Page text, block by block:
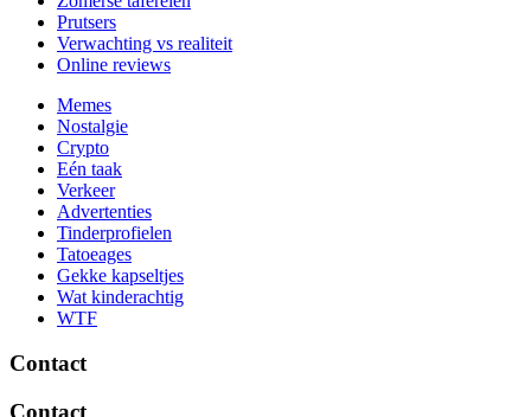
Prutsers
Verwachting vs realiteit
Online reviews
Memes
Nostalgie
Crypto
Eén taak
Verkeer
Advertenties
Tinderprofielen
Tatoeages
Gekke kapseltjes
Wat kinderachtig
WTF
Contact
Contact